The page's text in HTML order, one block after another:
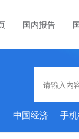
国内报告
中国经济 手